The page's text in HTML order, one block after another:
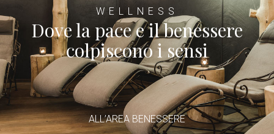
WELLNESS
Dove la pace e il benessere
colpiscono i sensi
ALL’AREA BENESSERE